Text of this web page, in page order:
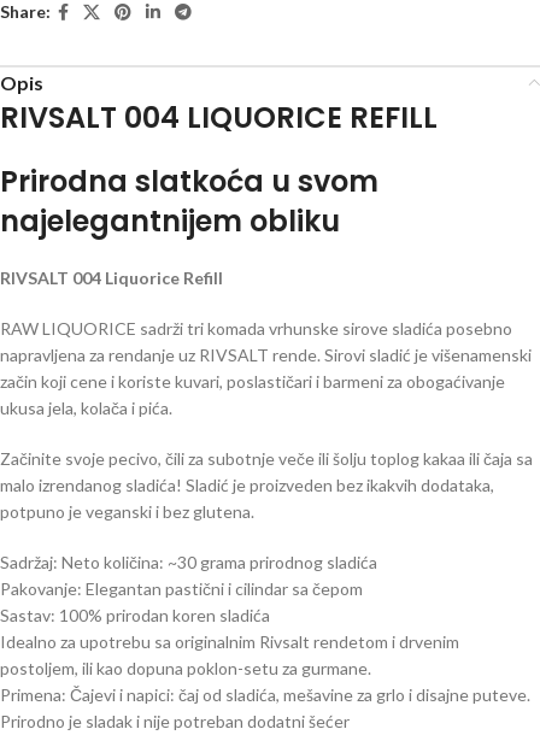
Share:
Opis
RIVSALT 004 LIQUORICE REFILL
Prirodna slatkoća u svom
najelegantnijem obliku
RIVSALT 004 Liquorice Refill
RAW LIQUORICE sadrži tri komada vrhunske sirove sladića posebno
napravljena za rendanje uz RIVSALT rende. Sirovi sladić je višenamenski
začin koji cene i koriste kuvari, poslastičari i barmeni za obogaćivanje
ukusa jela, kolača i pića.
Začinite svoje pecivo, čili za subotnje veče ili šolju toplog kakaa ili čaja sa
malo izrendanog sladića! Sladić je proizveden bez ikakvih dodataka,
potpuno je veganski i bez glutena.
Sadržaj: Neto količina: ~30 grama prirodnog sladića
Pakovanje: Elegantan pastični i cilindar sa čepom
Sastav: 100% prirodan koren sladića
Idealno za upotrebu sa originalnim Rivsalt rendetom i drvenim
postoljem, ili kao dopuna poklon-setu za gurmane.
Primena: Čajevi i napici: čaj od sladića, mešavine za grlo i disajne puteve.
Prirodno je sladak i nije potreban dodatni šećer